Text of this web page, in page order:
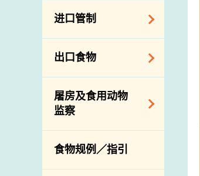
食物安全重点控制
系统
基因改造食物
资料
食物安全之风险评
估
食物事故应变及管
理
食物安全专家委员
会
消费者联系小组
进口管制
食物进口商和食物
分销商登记制度
络内地有关当局
进口食物管制
口检验
出口食物
出口验证
出口食物往内地
出口商及业界的消
息
屠房及食用动物
监察
规管农业化学物及
兽医药物在食用动
物上的使用
食物规例／指引